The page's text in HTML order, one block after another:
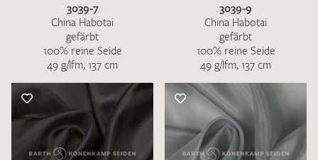
3039-7
China Habotai
gefärbt
100% reine Seide
49 g/lfm, 137 cm
3039-9
China Habotai
gefärbt
100% reine Seide
49 g/lfm, 137 cm